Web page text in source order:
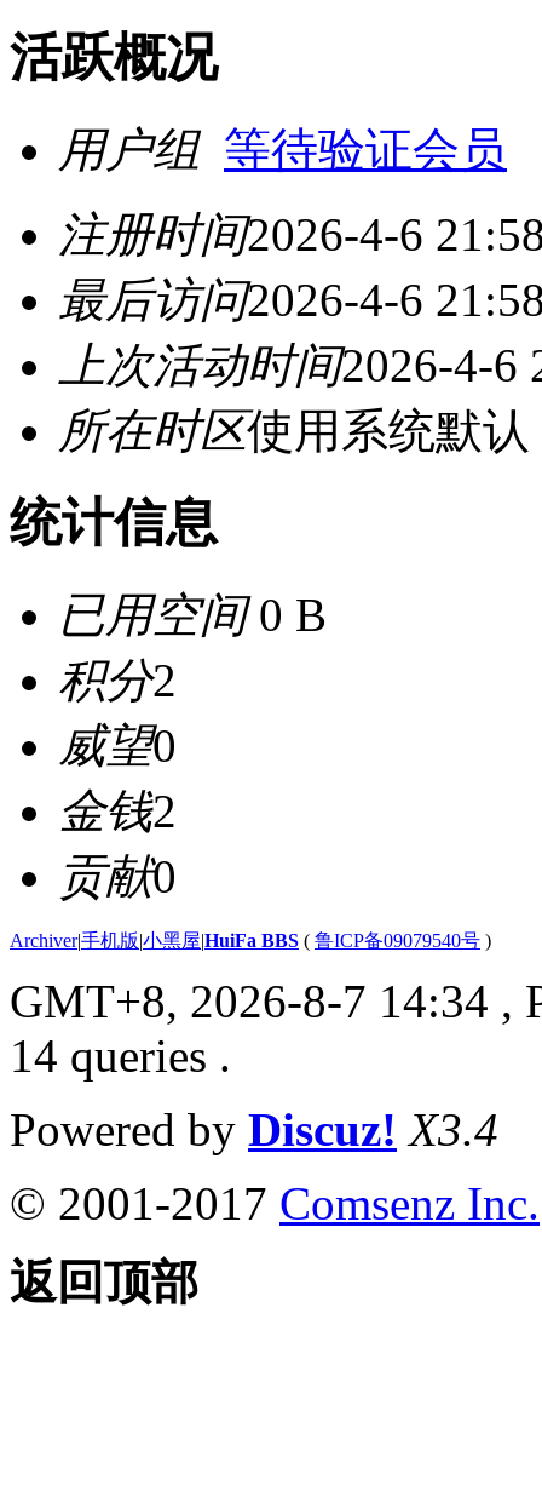
活跃概况
用户组 等待验证会员
注册时间2026-4-6
最后访问2026-4-6
上次活动时间2026-4-6
所在时区使用系统默认
统计信息
已用空间0 B
积分2
威望0
金钱2
贡献0
Archiver|手机版|小黑屋|HuiFa BBS ( 鲁ICP备09079540号 )
GMT+8, 2026-8-7 14:34 ,
14 queries .
Powered by Discuz! X3.4
© 2001-2017 Comsenz Inc.
返回顶部